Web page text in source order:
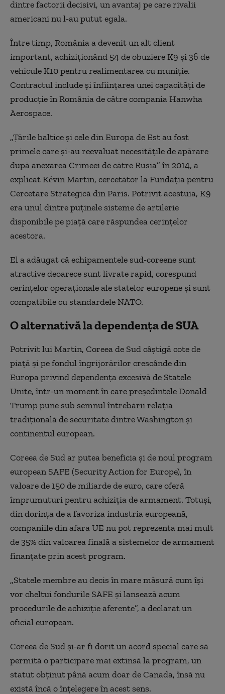
dintre factorii decisivi, un avantaj pe care rivalii
americani nu l-au putut egala.
Între timp, România a devenit un alt client
important, achiziționând 54 de obuziere K9 și 36 de
vehicule K10 pentru realimentarea cu muniție.
Contractul include și înființarea unei capacități de
producție în România de către compania Hanwha
Aerospace.
„Țările baltice și cele din Europa de Est au fost
primele care și-au reevaluat necesitățile de apărare
după anexarea Crimeei de către Rusia” în 2014, a
explicat Kévin Martin, cercetător la Fundația pentru
Cercetare Strategică din Paris. Potrivit acestuia, K9
era unul dintre puținele sisteme de artilerie
disponibile pe piață care răspundea cerințelor
acestora.
El a adăugat că echipamentele sud-coreene sunt
atractive deoarece sunt livrate rapid, corespund
cerințelor operaționale ale statelor europene și sunt
compatibile cu standardele NATO.
O alternativă la dependența de SUA
Potrivit lui Martin, Coreea de Sud câștigă cote de
piață și pe fondul îngrijorărilor crescânde din
Europa privind dependența excesivă de Statele
Unite, într-un moment în care președintele Donald
Trump pune sub semnul întrebării relația
tradițională de securitate dintre Washington și
continentul european.
Coreea de Sud ar putea beneficia și de noul program
european SAFE (Security Action for Europe), în
valoare de 150 de miliarde de euro, care oferă
împrumuturi pentru achiziția de armament. Totuși,
din dorința de a favoriza industria europeană,
companiile din afara UE nu pot reprezenta mai mult
de 35% din valoarea finală a sistemelor de armament
finanțate prin acest program.
„Statele membre au decis în mare măsură cum își
vor cheltui fondurile SAFE și lansează acum
procedurile de achiziție aferente”, a declarat un
oficial european.
Coreea de Sud și-ar fi dorit un acord special care să
permită o participare mai extinsă la program, un
statut obținut până acum doar de Canada, însă nu
există încă o înțelegere în acest sens.